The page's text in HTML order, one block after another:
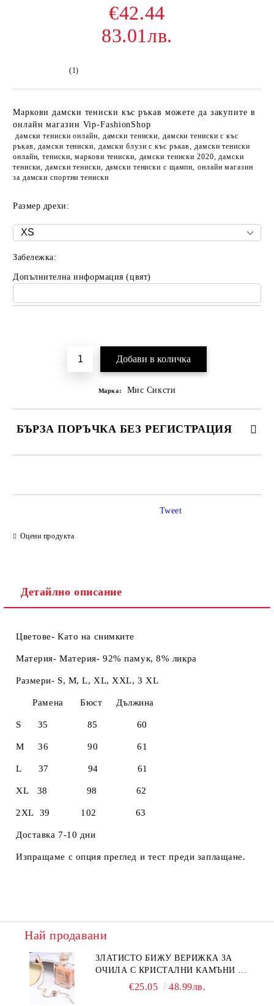
€42.44
83.01лв.
(1)
Маркови дамски тениски къс ръкав можете да закупите в
онлайн магазин Vip-FashionShop
дамски тениски онлайн, дамски тениски, дамски тениски с къс
ръкав, дамски тениски, дамски блузи с къс ръкав, дамски тениски
онлайн, тениски, маркови тениски, дамски тениски 2020, дамски
тениски, дамски тениски, дамски тениски с щампи, онлайн магазин
за дамски спортни тениски
Размер дрехи:
Забележка:
Допълнителна информация (цвят)
Марка: Мис Сиксти
БЪРЗА ПОРЪЧКА БЕЗ РЕГИСТРАЦИЯ
Оцени продукта
Tweet
Детайлно описание
Цветове- Като на снимките
Материя- Материя- 92% памук, 8% ликра
Размери- S, M, L, XL, XXL, 3 XL
Рамена Бюст Дължина
S 35 85 60
M 36 90 61
L 37 94 61
XL 38 98 62
2XL 39 102 63
Доставка 7-10 дни
Изпращаме с опция преглед и тест преди заплащане.
Най продавани
ЗЛАТИСТО БИЖУ ВЕРИЖКА ЗА
ОЧИЛА С КРИСТАЛНИ КАМЪНИ И
€25.05 48.99лв.